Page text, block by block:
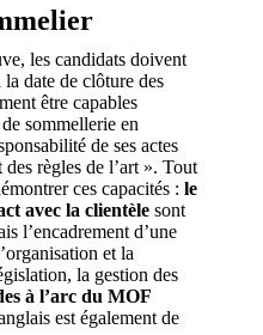
les candidats doivent
la date de clôture des
être capables
sommellerie en
de ses actes
règles de l’art ». Tout
ces capacités : le
avec la clientèle sont
l’encadrement d’une
et la
la gestion des
à l’arc du MOF
est également de